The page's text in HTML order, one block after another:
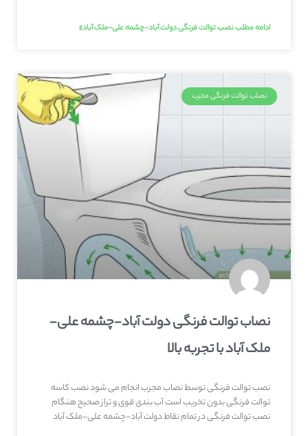
ادامه مطلب نصب توالت فرنگی دولت آباد-چشمه علی-ملک آباد»
نصاب توالت فرنگی مجرب
نصاب توالت فرنگی دولت آباد-چشمه علی-
ملک آباد با تجربه بالا
نصب توالت فرنگی توسط نصاب مجرب انجام می شود نصب کاسه
توالت فرنگی بدون تخریب است آب بندی قوی و تراز صحیح هنگام
نصب توالت فرنگی در تمام نقاط دولت آباد-چشمه علی-ملک آباد